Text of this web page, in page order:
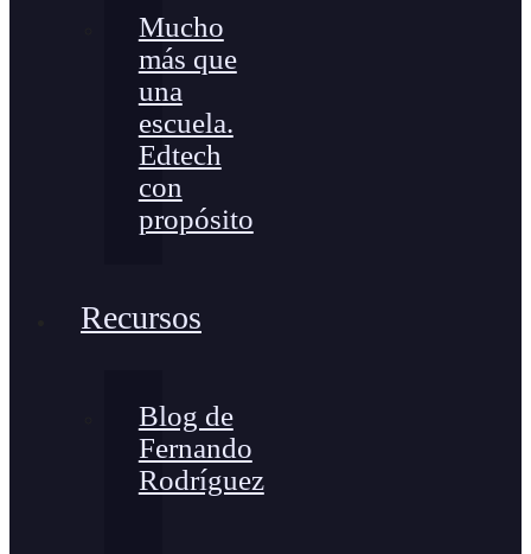
Mucho
más que
una
escuela.
Edtech
con
propósito
Recursos
Blog de
Fernando
Rodríguez